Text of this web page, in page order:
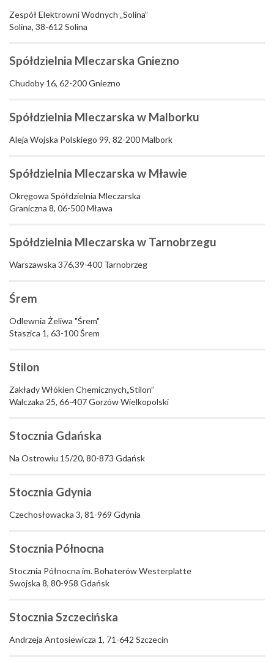
Zespół Elektrowni Wodnych „Solina”
Solina, 38-612 Solina
Spółdzielnia Mleczarska Gniezno
Chudoby 16, 62-200 Gniezno
Spółdzielnia Mleczarska w Malborku
Aleja Wojska Polskiego 99, 82-200 Malbork
Spółdzielnia Mleczarska w Mławie
Okręgowa Spółdzielnia Mleczarska
Graniczna 8, 06-500 Mława
Spółdzielnia Mleczarska w Tarnobrzegu
Warszawska 376,39-400 Tarnobrzeg
Śrem
Odlewnia Żeliwa "Śrem"
Staszica 1, 63-100 Śrem
Stilon
Zakłady Włókien Chemicznych„Stilon”
Walczaka 25, 66-407 Gorzów Wielkopolski
Stocznia Gdańska
Na Ostrowiu 15/20, 80-873 Gdańsk
Stocznia Gdynia
Czechosłowacka 3, 81-969 Gdynia
Stocznia Północna
Stocznia Północna im. Bohaterów Westerplatte
Swojska 8, 80-958 Gdańsk
Stocznia Szczecińska
Andrzeja Antosiewicza 1, 71-642 Szczecin